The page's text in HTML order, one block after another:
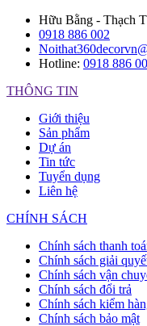
Hữu Bằng - Thạch
0918 886 002
Hotline: 0918 886
THÔNG TIN
Giới thiệu
Sản phẩm
Dự án
Tin tức
Tuyển dụng
Liên hệ
CHÍNH SÁCH
Chính sách thanh
Chính sách giải
Chính sách vận
Chính sách đổi trả
Chính sách kiểm
Chính sách bảo mật